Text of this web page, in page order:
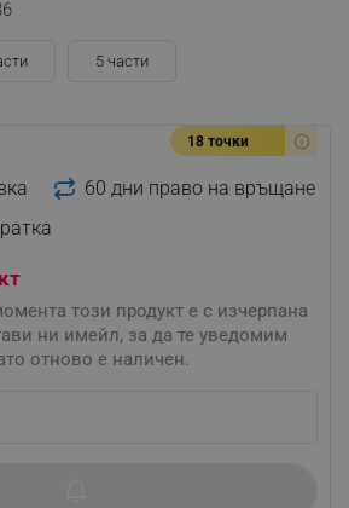
5 части
18 точки
60 дни право на връщане
този продукт е с изчерпана
ни имейл, за да те уведомим
отново е наличен.